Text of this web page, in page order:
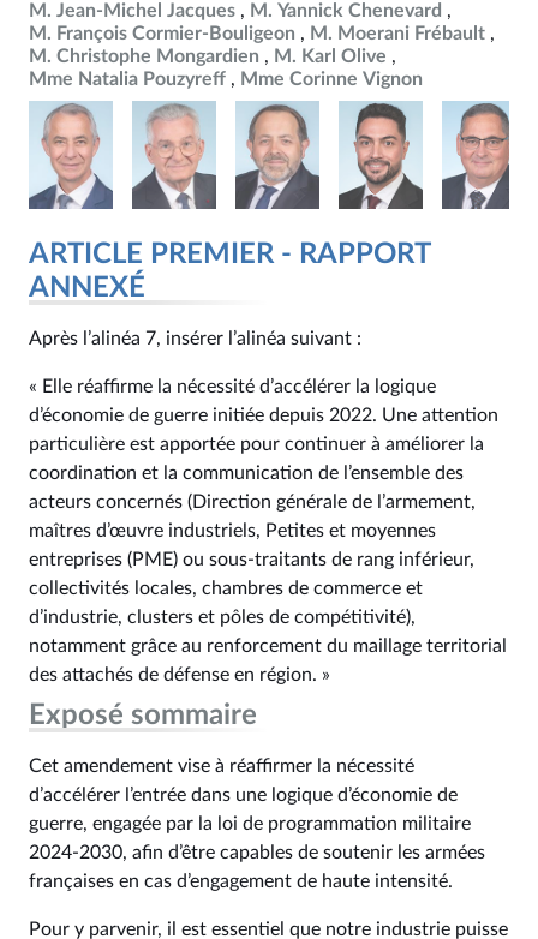
M. Jean-Michel Jacques
M. Yannick Chenevard
M. François Cormier-Bouligeon
M. Moerani Frébault
M. Christophe Mongardien
M. Karl Olive
Mme Natalia Pouzyreff
Mme Corinne Vignon
ARTICLE PREMIER - RAPPORT
ANNEXÉ
Après l’alinéa 7, insérer l’alinéa suivant :
« Elle réaffirme la nécessité d’accélérer la logique
d’économie de guerre initiée depuis 2022. Une attention
particulière est apportée pour continuer à améliorer la
coordination et la communication de l’ensemble des
acteurs concernés (Direction générale de l’armement,
maîtres d’œuvre industriels, Petites et moyennes
entreprises (PME) ou sous-traitants de rang inférieur,
collectivités locales, chambres de commerce et
d’industrie, clusters et pôles de compétitivité),
notamment grâce au renforcement du maillage territorial
des attachés de défense en région. »
Exposé sommaire
Cet amendement vise à réaffirmer la nécessité
d’accélérer l’entrée dans une logique d’économie de
guerre, engagée par la loi de programmation militaire
2024-2030, afin d’être capables de soutenir les armées
françaises en cas d’engagement de haute intensité.
Pour y parvenir, il est essentiel que notre industrie puisse